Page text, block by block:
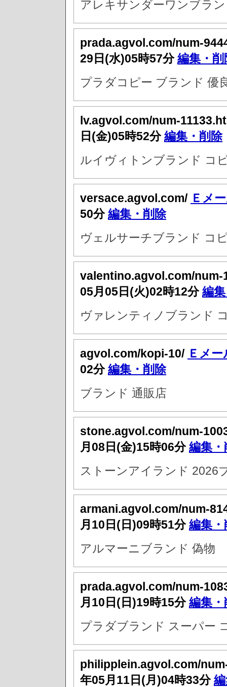
アレキサンダーワンブラ
prada.agvol.com/num-
29日(水)05時57分編集・削
プラダコピー ブランド 優
lv.agvol.com/num-
日(金)05時52分編集・削除
ルイヴィトンブランド コ
versace.agvol.com/ Ｅメ
50分編集・削除
ヴェルサーチブランド コ
valentino.agvol.com/
05月05日(火)02時12分編
ヴァレンティノブランド
agvol.com/kopi-10/ Ｅメー
02分編集・削除
ブランド 通販店
stone.agvol.com/num-
月08日(金)15時06分編集・
ストーンアイランド 2026
armani.agvol.com/num-
月10日(日)09時51分編集・
アルマーニブランド 偽物
prada.agvol.com/num-
月10日(日)19時15分編集・
プラダブランド スーパー
philipplein.agvol.com/
年05月11日(月)04時33分